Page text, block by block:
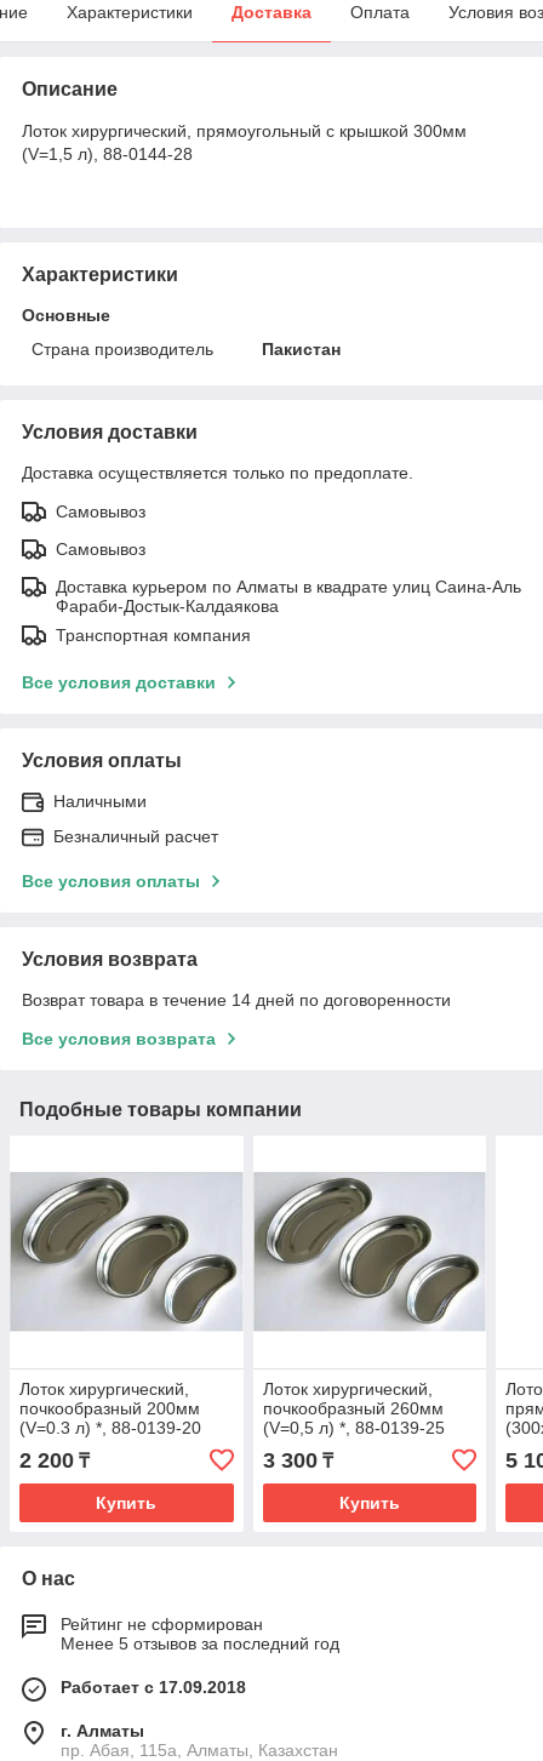
Характеристики Доставка Оплата Условия
Описание
Лоток хирургический, прямоугольный с крышкой 300мм
(V=1,5 л), 88-0144-28
Характеристики
Основные
Страна производитель
Пакистан
Условия доставки
Доставка осуществляется только по предоплате.
Самовывоз
Самовывоз
Доставка курьером по Алматы в квадрате улиц Саина-Аль
Фараби-Достык-Калдаякова
Транспортная компания
Все условия доставки
Условия оплаты
Наличными
Безналичный расчет
Все условия оплаты
Условия возврата
Возврат товара в течение 14 дней по договоренности
Все условия возврата
Подобные товары компании
Лоток хирургический,
почкообразный 200мм
(V=0.3 л) *, 88-0139-20
2 200 ₸
Купить
Лоток хирургический,
почкообразный 260мм
(V=0,5 л) *, 88-0139-25
3 300₸
Купить
5
О нас
Рейтинг не сформирован
Менее 5 отзывов за последний год
Работает с 17.09.2018
г. Алматы
пр. Абая, 115а, Алматы, Казахстан